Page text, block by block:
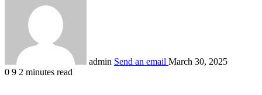
admin Send an email March 30, 2025
0 9 2 minutes read